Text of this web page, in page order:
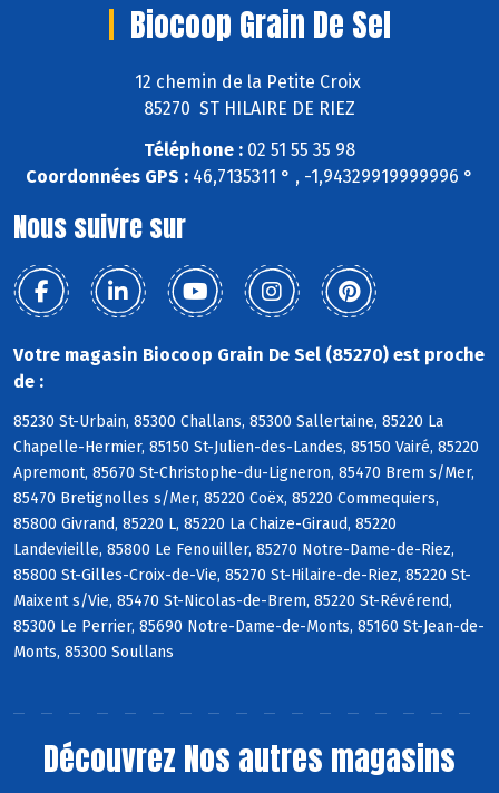
Biocoop Grain De Sel
12 chemin de la Petite Croix
85270 ST HILAIRE DE RIEZ
Téléphone : 02 51 55 35 98
Coordonnées GPS : 46,7135311 ° , -1,94329919999996 °
Nous suivre sur
Votre magasin Biocoop Grain De Sel (85270) est proche
de :
85230 St-Urbain, 85300 Challans, 85300 Sallertaine, 85220 La
Chapelle-Hermier, 85150 St-Julien-des-Landes, 85150 Vairé, 85220
Apremont, 85670 St-Christophe-du-Ligneron, 85470 Brem s/Mer,
85470 Bretignolles s/Mer, 85220 Coëx, 85220 Commequiers,
85800 Givrand, 85220 L, 85220 La Chaize-Giraud, 85220
Landevieille, 85800 Le Fenouiller, 85270 Notre-Dame-de-Riez,
85800 St-Gilles-Croix-de-Vie, 85270 St-Hilaire-de-Riez, 85220 St-
Maixent s/Vie, 85470 St-Nicolas-de-Brem, 85220 St-Révérend,
85300 Le Perrier, 85690 Notre-Dame-de-Monts, 85160 St-Jean-de-
Monts, 85300 Soullans
Découvrez Nos autres magasins